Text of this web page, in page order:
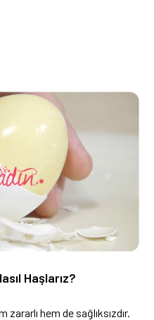
Haşlarız?
hem de sağlıksızdır.